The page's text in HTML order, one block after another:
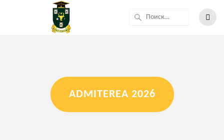
ADMITEREA 2026